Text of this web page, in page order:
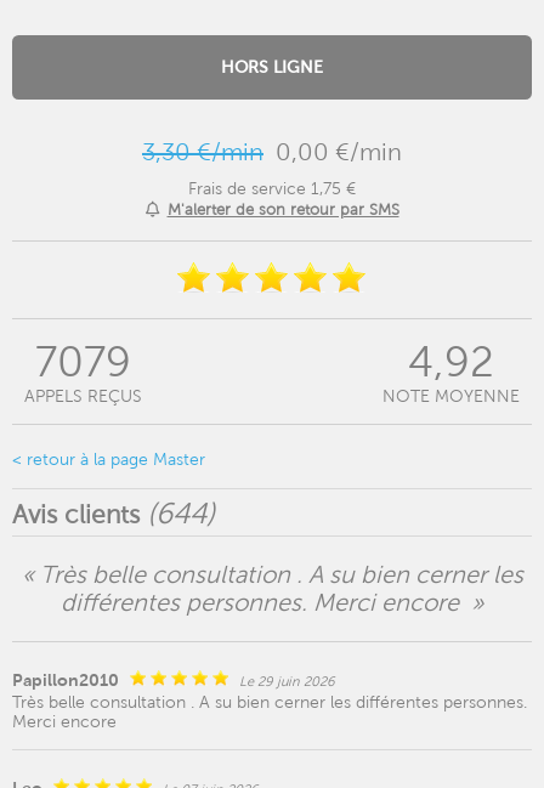
HORS LIGNE
3,30 €/min 0,00 €/min
Frais de service 1,75 €
M'alerter de son retour par SMS
7079
APPELS REÇUS
4,92
NOTE MOYENNE
< retour à la page Master
Avis clients (644)
« Très belle consultation . A su bien cerner les
différentes personnes. Merci encore »
Papillon2010 Le 29 juin 2026
Très belle consultation . A su bien cerner les différentes personnes.
Merci encore